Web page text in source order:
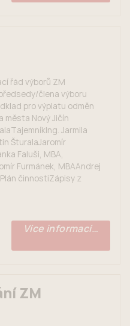
řád výborů ZM
člena výboru
pro výplatu odměn
města Nový Jičín
Jarmila
ŠturalaJaromír
Faluši, MBA,
Furmánek, MBAAndrej
činnostiZápisy z
Více informací…
ZM